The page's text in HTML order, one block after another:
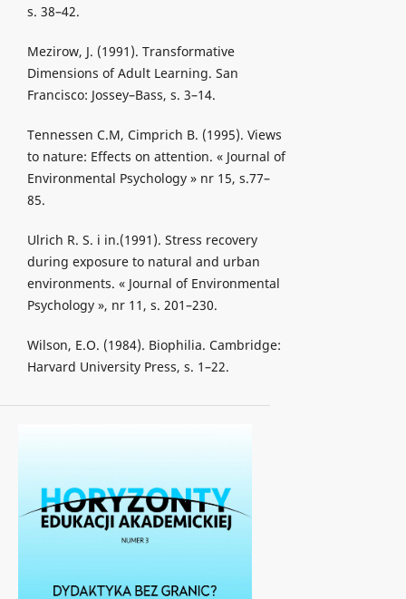
s. 38–42.
Mezirow, J. (1991). Transformative
Dimensions of Adult Learning. San
Francisco: Jossey–Bass, s. 3–14.
Tennessen C.M, Cimprich B. (1995). Views
to nature: Effects on attention. « Journal of
Environmental Psychology » nr 15, s.77–
85.
Ulrich R. S. i in.(1991). Stress recovery
during exposure to natural and urban
environments. « Journal of Environmental
Psychology », nr 11, s. 201–230.
Wilson, E.O. (1984). Biophilia. Cambridge:
Harvard University Press, s. 1–22.